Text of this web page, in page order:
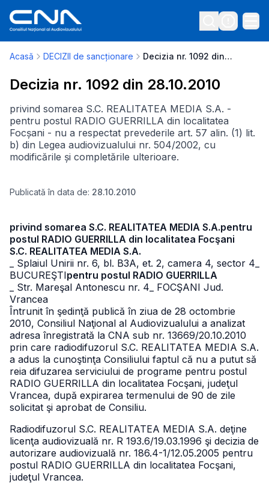
Acasă DECIZII de sancționare Decizia nr. 1092 din 28.10.2010
Decizia nr. 1092 din 28.10.2010
privind somarea S.C. REALITATEA MEDIA S.A. -
pentru postul RADIO GUERRILLA din localitatea
Focșani - nu a respectat prevederile art. 57 alin. (1) lit.
b) din Legea audiovizualului nr. 504/2002, cu
modificările și completările ulterioare.
Publicată în data de: 28.10.2010
privind somarea S.C. REALITATEA MEDIA S.A.pentru
postul RADIO GUERRILLA din localitatea Focşani
S.C. REALITATEA MEDIA S.A.
_ Splaiul Unirii nr. 6, bl. B3A, et. 2, camera 4, sector 4
BUCUREŞTIpentru postul RADIO GUERRILLA
_ Str. Mareşal Antonescu nr. 4 _ FOCŞANI Jud.
Vrancea
Întrunit în şedinţă publică în ziua de 28 octombrie
2010, Consiliul Naţional al Audiovizualului a analizat
adresa înregistrată la CNA sub nr. 13669/20.10.2010
prin care radiodifuzorul S.C. REALITATEA MEDIA S.A.
a adus la cunoştinţa Consiliului faptul că nu a putut să
reia difuzarea serviciului de programe pentru postul
RADIO GUERRILLA din localitatea Focşani, judeţul
Vrancea, după expirarea termenului de 90 de zile
solicitat şi aprobat de Consiliu.
Radiodifuzorul S.C. REALITATEA MEDIA S.A. deţine
licenţa audiovizuală nr. R 193.6/19.03.1996 şi decizia de
autorizare audiovizuală nr. 186.4-1/12.05.2005 pentru
postul RADIO GUERRILLA din localitatea Focşani,
judeţul Vrancea.